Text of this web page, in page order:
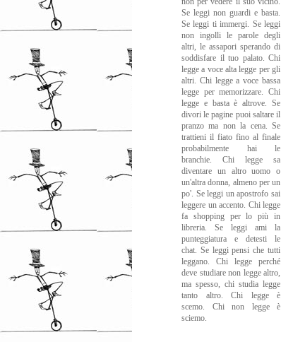
Se leggi non guardi e basta.
Se leggi ti immergi. Se leggi
non ingolli le parole degli
altri, le assapori sperando di
soddisfare il tuo palato. Chi
legge a voce alta legge per gli
altri. Chi legge a voce bassa
legge per memorizzare. Chi
legge e basta è altrove. Se
divori le pagine puoi saltare il
pranzo ma non la cena. Se
trattieni il fiato fino al finale
probabilmente hai le
branchie. Chi legge sa
diventare un altro uomo o
un'altra donna, almeno per un
po'. Se leggi un apostrofo sai
leggere un accento. Chi legge
fa shopping per lo più in
libreria. Se leggi ami la
punteggiatura e detesti le
chat. Se leggi pensi che tutti
leggano. Chi legge perché
deve studiare non legge altro,
ma spesso, chi studia legge
tanto altro. Chi legge è
scemo. Chi non legge è
sciemo.